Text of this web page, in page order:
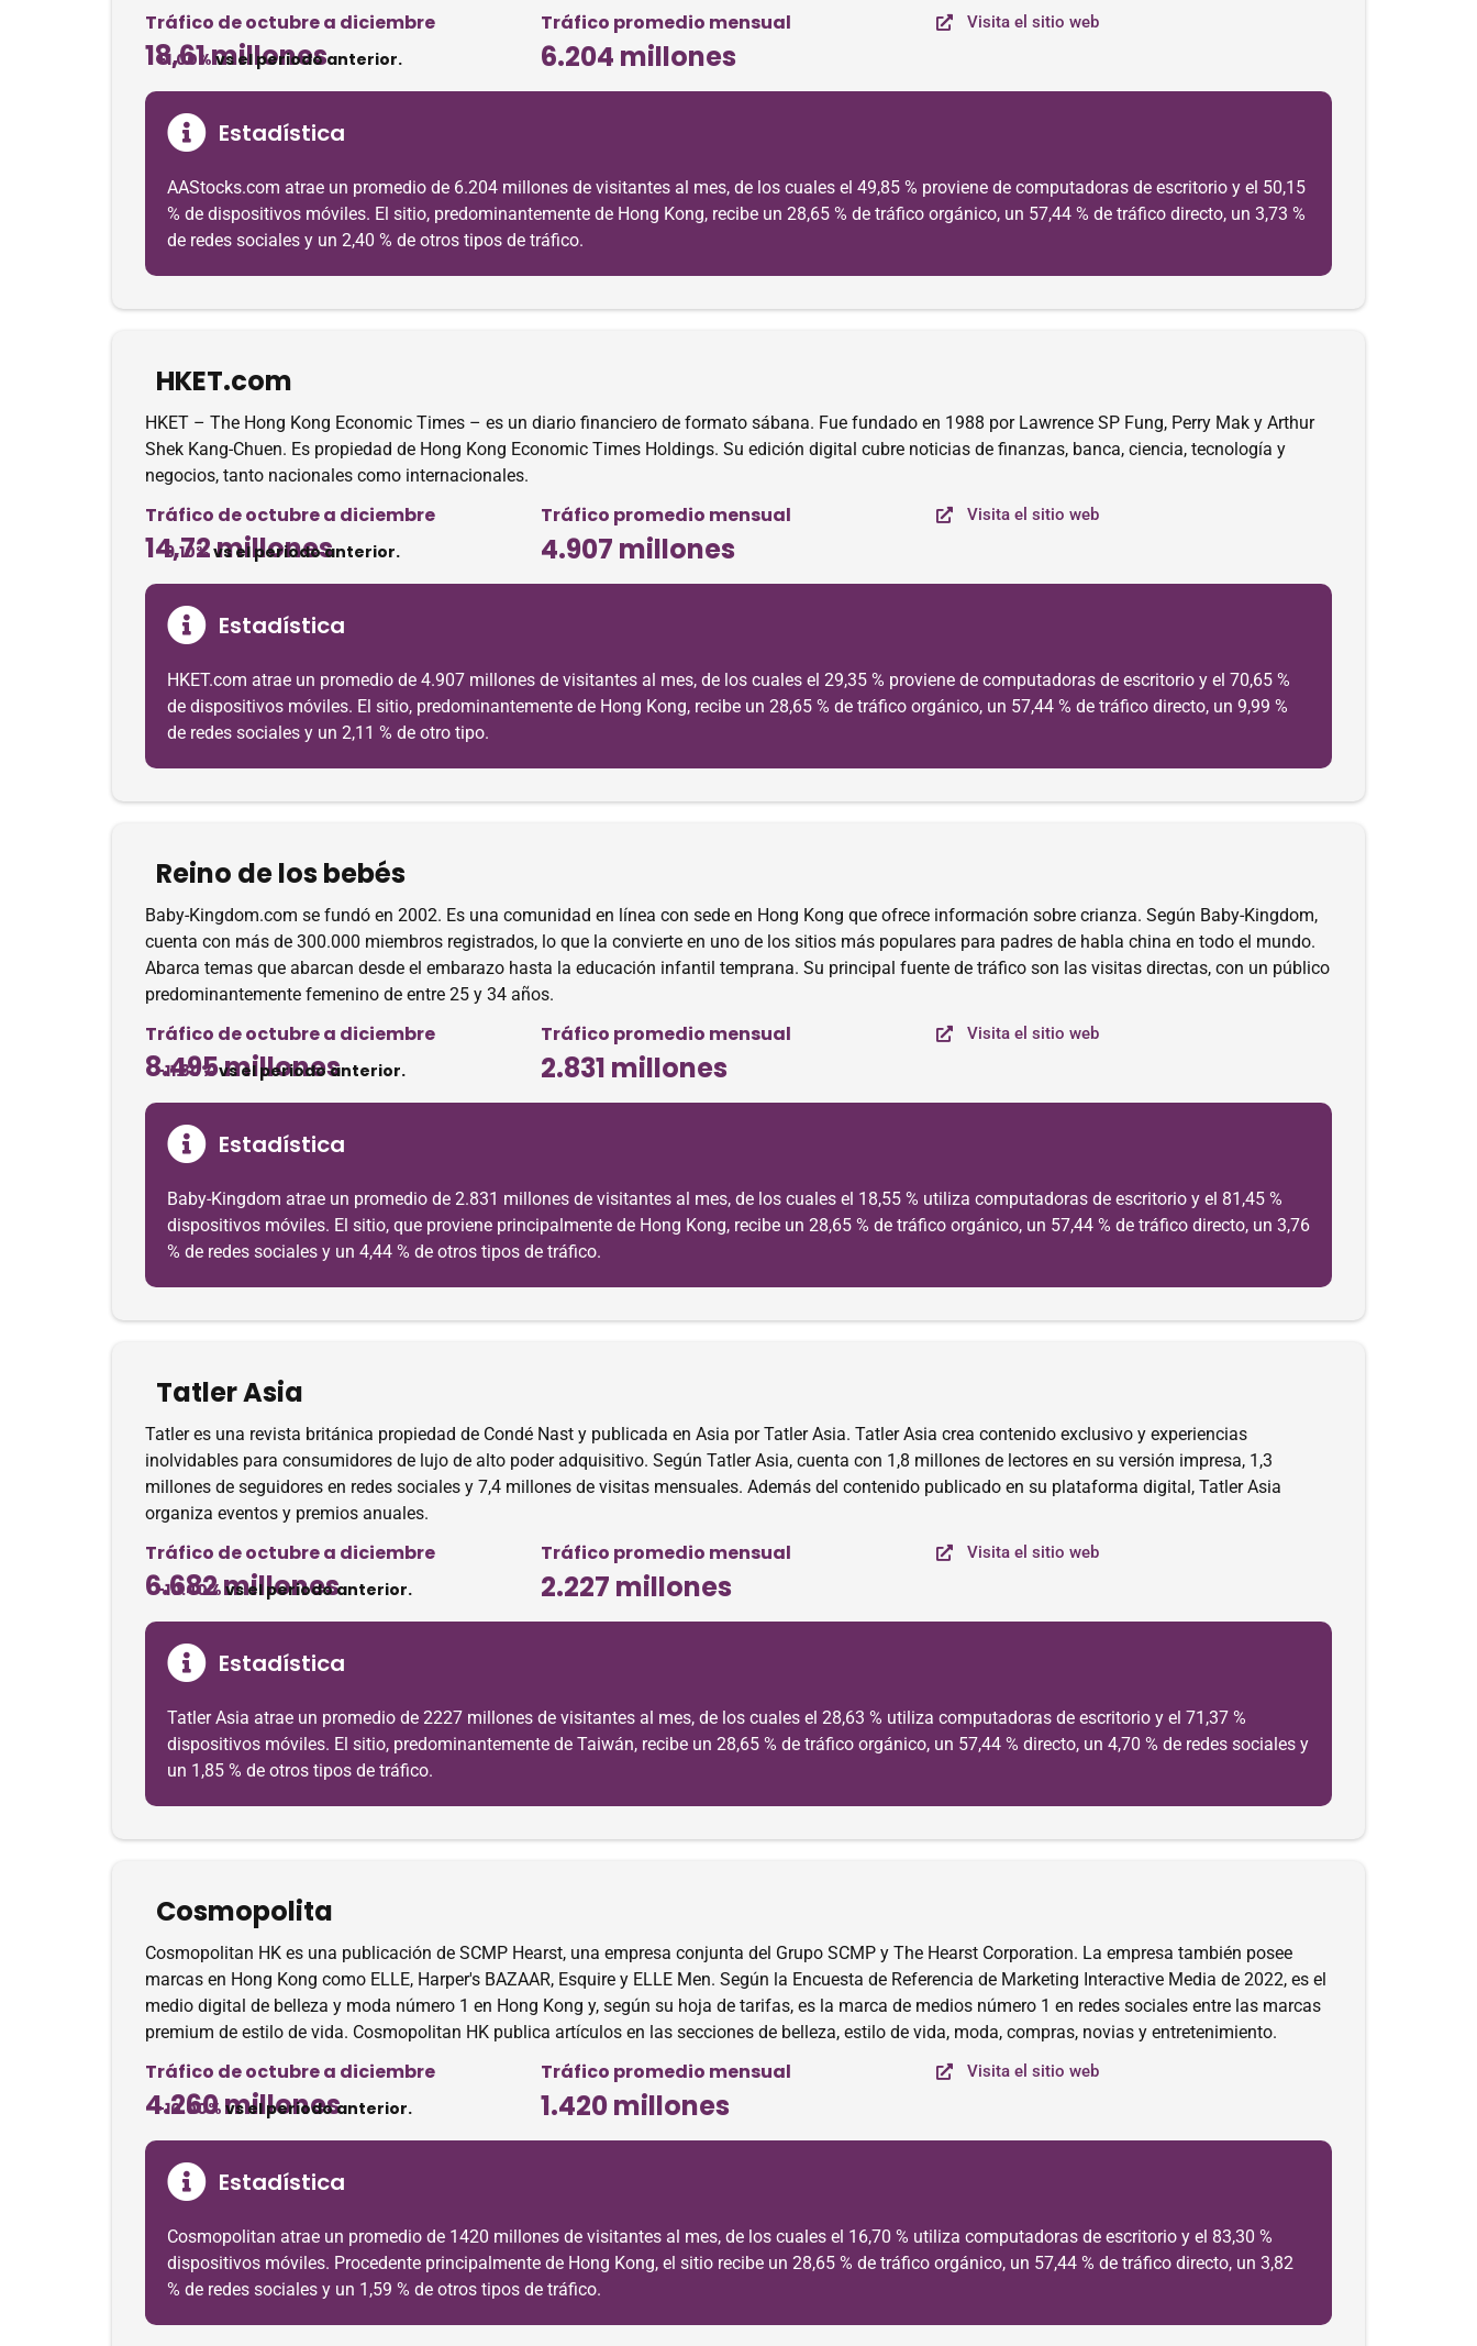
Tráfico de octubre a diciembre
18,61 millones
+1.00%vs el periodo anterior.
Tráfico promedio mensual
6.204 millones
Visita el sitio web
Estadística
AAStocks.com atrae un promedio de 6.204 millones de visitantes al mes, de los cuales el 49,85 % proviene de computadoras de escritorio y el 50,15
% de dispositivos móviles. El sitio, predominantemente de Hong Kong, recibe un 28,65 % de tráfico orgánico, un 57,44 % de tráfico directo, un 3,73 %
de redes sociales y un 2,40 % de otros tipos de tráfico.
HKET.com
HKET – The Hong Kong Economic Times – es un diario financiero de formato sábana. Fue fundado en 1988 por Lawrence SP Fung, Perry Mak y Arthur
Shek Kang-Chuen. Es propiedad de Hong Kong Economic Times Holdings. Su edición digital cubre noticias de finanzas, banca, ciencia, tecnología y
negocios, tanto nacionales como internacionales.
Tráfico de octubre a diciembre
14,72 millones
-9.10%vs el periodo anterior.
Tráfico promedio mensual
4.907 millones
Visita el sitio web
Estadística
HKET.com atrae un promedio de 4.907 millones de visitantes al mes, de los cuales el 29,35 % proviene de computadoras de escritorio y el 70,65 %
de dispositivos móviles. El sitio, predominantemente de Hong Kong, recibe un 28,65 % de tráfico orgánico, un 57,44 % de tráfico directo, un 9,99 %
de redes sociales y un 2,11 % de otro tipo.
Reino de los bebés
Baby-Kingdom.com se fundó en 2002. Es una comunidad en línea con sede en Hong Kong que ofrece información sobre crianza. Según Baby-Kingdom,
cuenta con más de 300.000 miembros registrados, lo que la convierte en uno de los sitios más populares para padres de habla china en todo el mundo.
Abarca temas que abarcan desde el embarazo hasta la educación infantil temprana. Su principal fuente de tráfico son las visitas directas, con un público
predominantemente femenino de entre 25 y 34 años.
Tráfico de octubre a diciembre
8.495 millones
-11.80%vs el periodo anterior.
Tráfico promedio mensual
2.831 millones
Visita el sitio web
Estadística
Baby-Kingdom atrae un promedio de 2.831 millones de visitantes al mes, de los cuales el 18,55 % utiliza computadoras de escritorio y el 81,45 %
dispositivos móviles. El sitio, que proviene principalmente de Hong Kong, recibe un 28,65 % de tráfico orgánico, un 57,44 % de tráfico directo, un 3,76
% de redes sociales y un 4,44 % de otros tipos de tráfico.
Tatler Asia
Tatler es una revista británica propiedad de Condé Nast y publicada en Asia por Tatler Asia. Tatler Asia crea contenido exclusivo y experiencias
inolvidables para consumidores de lujo de alto poder adquisitivo. Según Tatler Asia, cuenta con 1,8 millones de lectores en su versión impresa, 1,3
millones de seguidores en redes sociales y 7,4 millones de visitas mensuales. Además del contenido publicado en su plataforma digital, Tatler Asia
organiza eventos y premios anuales.
Tráfico de octubre a diciembre
6.682 millones
-10.40%vs el periodo anterior.
Tráfico promedio mensual
2.227 millones
Visita el sitio web
Estadística
Tatler Asia atrae un promedio de 2227 millones de visitantes al mes, de los cuales el 28,63 % utiliza computadoras de escritorio y el 71,37 %
dispositivos móviles. El sitio, predominantemente de Taiwán, recibe un 28,65 % de tráfico orgánico, un 57,44 % directo, un 4,70 % de redes sociales y
un 1,85 % de otros tipos de tráfico.
Cosmopolita
Cosmopolitan HK es una publicación de SCMP Hearst, una empresa conjunta del Grupo SCMP y The Hearst Corporation. La empresa también posee
marcas en Hong Kong como ELLE, Harper's BAZAAR, Esquire y ELLE Men. Según la Encuesta de Referencia de Marketing Interactive Media de 2022, es el
medio digital de belleza y moda número 1 en Hong Kong y, según su hoja de tarifas, es la marca de medios número 1 en redes sociales entre las marcas
premium de estilo de vida. Cosmopolitan HK publica artículos en las secciones de belleza, estilo de vida, moda, compras, novias y entretenimiento.
Tráfico de octubre a diciembre
4.260 millones
-10.00% vs el periodo anterior.
Tráfico promedio mensual
1.420 millones
Visita el sitio web
Estadística
Cosmopolitan atrae un promedio de 1420 millones de visitantes al mes, de los cuales el 16,70 % utiliza computadoras de escritorio y el 83,30 %
dispositivos móviles. Procedente principalmente de Hong Kong, el sitio recibe un 28,65 % de tráfico orgánico, un 57,44 % de tráfico directo, un 3,82
% de redes sociales y un 1,59 % de otros tipos de tráfico.